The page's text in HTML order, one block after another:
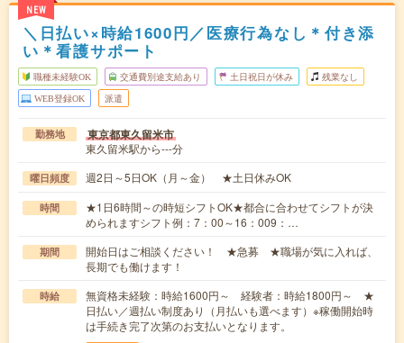
NEW
＼日払い×時給1600円／医療行為なし＊付き添
い＊看護サポート
職種未経験OK 交通費別途支給あり 土日祝日が休み 残業なし
WEB登録OK 派遣
勤務地 東京都東久留米市
東久留米駅から---分
曜日頻度 週2日～5日OK（月～金） ★土日休みOK
時間
★1日6時間～の時短シフトOK★都合に合わせてシフトが決
められますシフト例：7：00～16：009：…
期間
開始日はご相談ください！ ★急募 ★職場が気に入れば、
長期でも働けます！
時給
無資格未経験：時給1600円～ 経験者：時給1800円～ ★
日払い／週払い制度あり（月払いも選べます）※稼働開始時
は手続き完了次第のお支払いとなります。